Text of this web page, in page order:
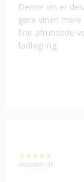
Denne vin er
gøre vinen
fine afrundede
fadlagring.
Vinavisen.dk